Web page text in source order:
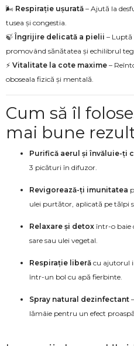
🌬️ Respirație ușurată – Ajută la
tusea și congestia.
🍃 Îngrijire delicată a pielii –
promovând sănătatea și echilibrul
⚡ Vitalitate la cote maxime –
oboseala fizică și mentală.
Cum să îl
mai bune
Purifică aerul și învăluie-ți
3 picături în difuzor.
Revigorează-ți imunitatea
ulei purtător, aplicată pe tălpi
Relaxare și detox într-o baie
sare sau ulei vegetal.
Respirație liberă cu ajutorul
într-un bol cu apă fierbinte.
Spray natural dezinfectant
lămâie pentru un efect